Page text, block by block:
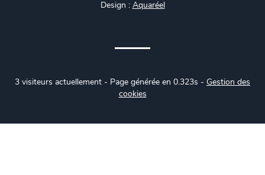
Design : Aquaréel
3 visiteurs actuellement - Page générée en 0.323s - Gestion des
cookies